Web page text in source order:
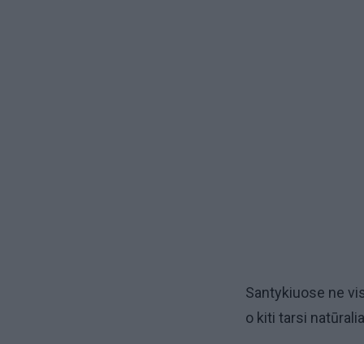
Santykiuose ne
o kiti tarsi